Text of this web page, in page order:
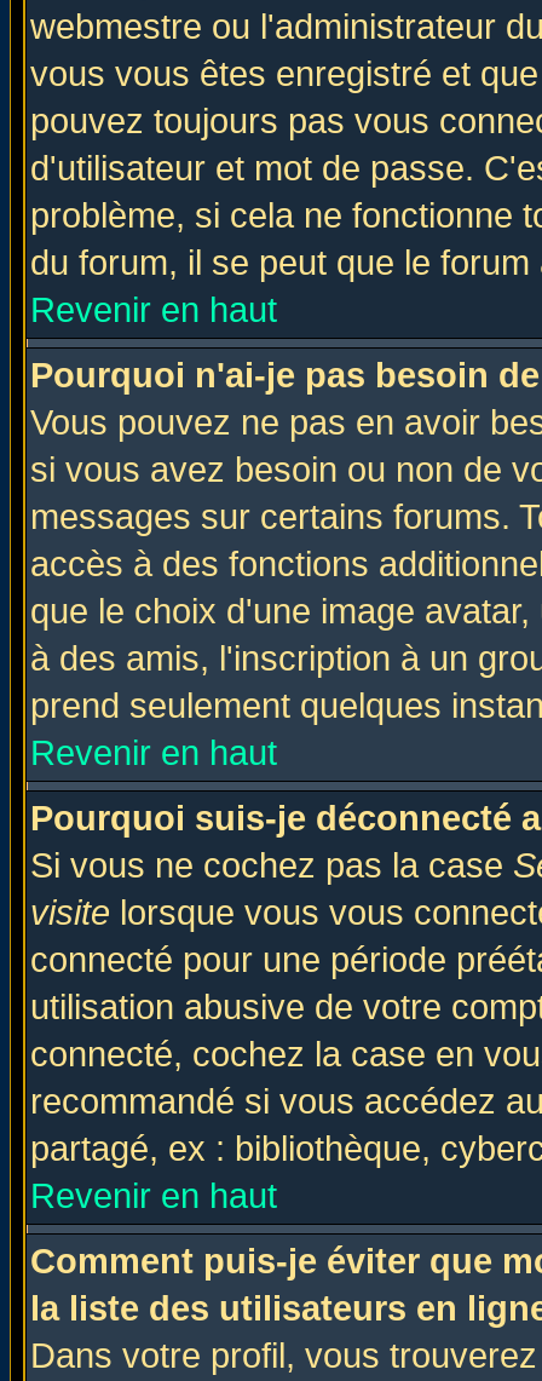
webmestre ou l'administrateur
vous vous êtes enregistré et
pouvez toujours pas vous
d'utilisateur et mot de passe.
problème, si cela ne fonctionne
du forum, il se peut que le
Revenir en haut
Pourquoi n'ai-je pas besoin
Vous pouvez ne pas en avoir
si vous avez besoin ou non de
messages sur certains forums.
accès à des fonctions
que le choix d'une image
à des amis, l'inscription à un
prend seulement quelques
Revenir en haut
Pourquoi suis-je déconnecté
Si vous ne cochez pas la case
visite lorsque vous vous
connecté pour une période
utilisation abusive de votre
connecté, cochez la case en
recommandé si vous accédez
partagé, ex : bibliothèque,
Revenir en haut
Comment puis-je éviter que
la liste des utilisateurs en
Dans votre profil, vous